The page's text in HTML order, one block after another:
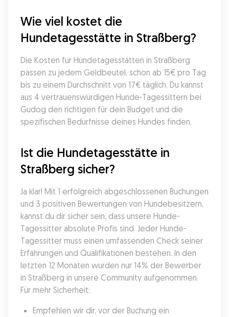
Wie viel kostet die
Hundetagesstätte in Straßberg?
Die Kosten für Hundetagesstätten in Straßberg
passen zu jedem Geldbeutel, schon ab 15€ pro Tag
bis zu einem Durchschnitt von 17€ täglich. Du kannst
aus 4 vertrauenswürdigen Hunde-Tagessittern bei
Gudog den richtigen für dein Budget und die
spezifischen Bedürfnisse deines Hundes finden.
Ist die Hundetagesstätte in
Straßberg sicher?
Ja klar! Mit 1 erfolgreich abgeschlossenen Buchungen
und 3 positiven Bewertungen von Hundebesitzern,
kannst du dir sicher sein, dass unsere Hunde-
Tagessitter absolute Profis sind. Jeder Hunde-
Tagessitter muss einen umfassenden Check seiner
Erfahrungen und Qualifikationen bestehen. In den
letzten 12 Monaten wurden nur 14% der Bewerber
in Straßberg in unsere Community aufgenommen.
Für mehr Sicherheit:
Empfehlen wir dir, vor der Buchung ein